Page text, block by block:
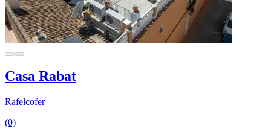
Casa Rabat
Rafelcofer
(0)